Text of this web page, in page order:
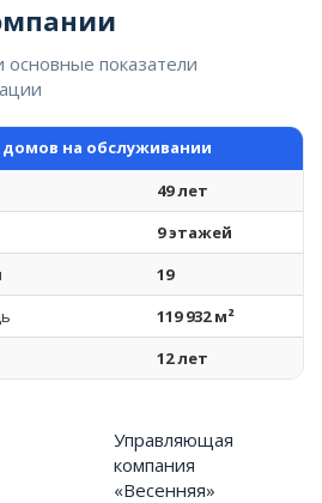
показатели
домов на обслуживании
49 лет
9 этажей
19
119 932 м²
12 лет
Управляющая
компания
«Весенняя»